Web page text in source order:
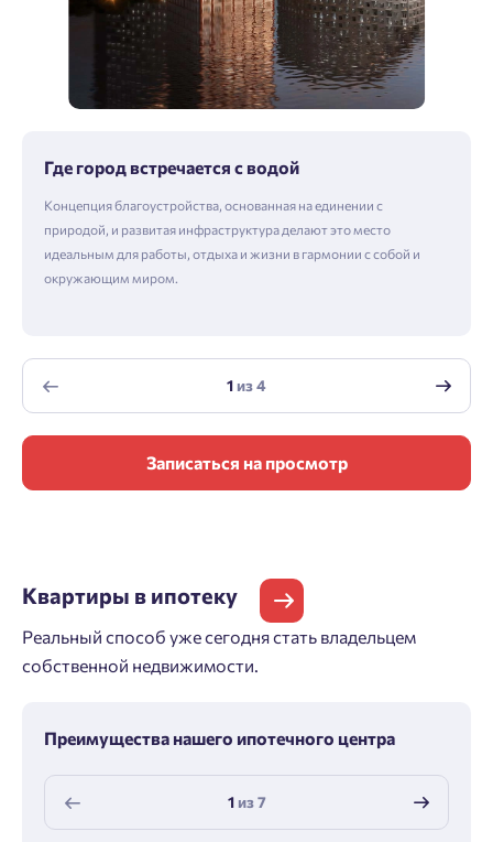
Где город встречается с водой
Концепция благоустройства, основанная на единении с
природой, и развитая инфраструктура делают это место
идеальным для работы, отдыха и жизни в гармонии с собой и
окружающим миром.
1из4
Записаться на просмотр
Квартиры в ипотеку
Реальный способ уже сегодня стать владельцем
собственной недвижимости.
Преимущества нашего ипотечного центра
1из7